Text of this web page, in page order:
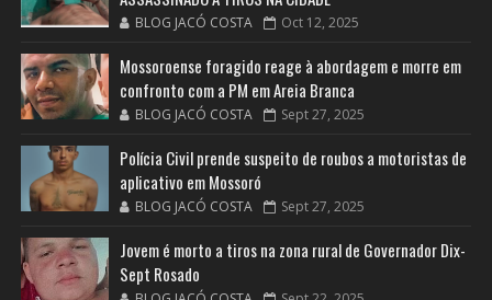
BLOG JACÓ COSTA Oct 12, 2025
Mossoroense foragido reage à abordagem e morre em
confronto com a PM em Areia Branca
BLOG JACÓ COSTA Sept 27, 2025
Polícia Civil prende suspeito de roubos a motoristas de
aplicativo em Mossoró
BLOG JACÓ COSTA Sept 27, 2025
Jovem é morto a tiros na zona rural de Governador Dix-
Sept Rosado